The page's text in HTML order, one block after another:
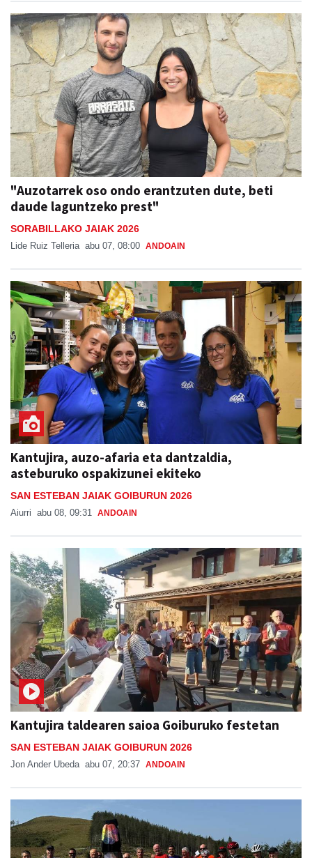
"Auzotarrek oso ondo erantzuten dute, beti
daude laguntzeko prest"
SORABILLAKO JAIAK 2026
Lide Ruiz Telleria abu 07, 08:00 ANDOAIN
Kantujira, auzo-afaria eta dantzaldia,
asteburuko ospakizunei ekiteko
SAN ESTEBAN JAIAK GOIBURUN 2026
Aiurri abu 08, 09:31 ANDOAIN
Kantujira taldearen saioa Goiburuko festetan
SAN ESTEBAN JAIAK GOIBURUN 2026
Jon Ander Ubeda abu 07, 20:37 ANDOAIN